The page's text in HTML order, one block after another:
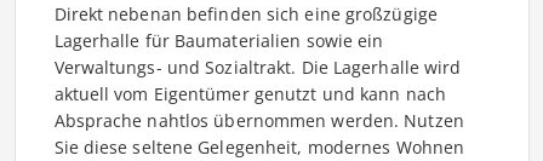
Direkt nebenan befinden sich eine großzügige
Lagerhalle für Baumaterialien sowie ein
Verwaltungs- und Sozialtrakt. Die Lagerhalle wird
aktuell vom Eigentümer genutzt und kann nach
Absprache nahtlos übernommen werden. Nutzen
Sie diese seltene Gelegenheit, modernes Wohnen